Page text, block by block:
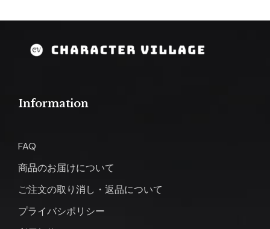
Information
FAQ
商品のお届けについて
ご注文の取り消し・返品について
プライバシポリシー